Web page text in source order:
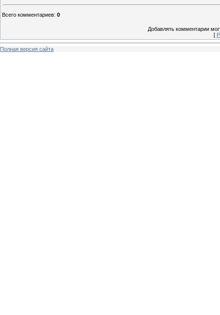
Всего комментариев: 0
Добавлять комментарии
[
Полная версия сайта